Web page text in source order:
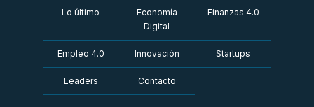
Lo último
Economía
Digital
Finanzas 4.0
Empleo 4.0 Innovación Startups
Leaders Contacto